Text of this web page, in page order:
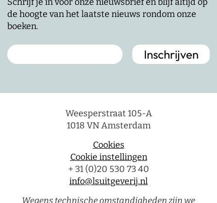
de hoogte van het laatste nieuws rondom onze
boeken.
Weesperstraat 105-A
1018 VN Amsterdam
Cookies
Cookie instellingen
+ 31 (0)20 530 73 40
info@lsuitgeverij.nl
Wegens technische omstandigheden zijn we